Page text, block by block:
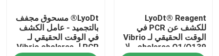
منتجات
أشرطة فيديو
LyoDt® Reagent
للكشف عن PCR في
الوقت الحقيقي لـ Vibrio
cholerae O1/O139 - لا
LyoDt® مسحوق مجفف
بالتجميد - عامل الكشف
في الوقت الحقيقي لـ
PCR لـ Vibrio cholerae